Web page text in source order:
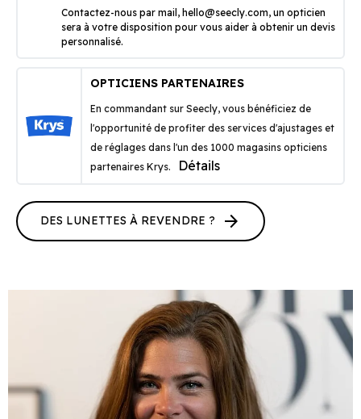
Contactez-nous par mail, hello@seecly.com, un opticien
sera à votre disposition pour vous aider à obtenir un devis
personnalisé.
OPTICIENS PARTENAIRES
En commandant sur Seecly, vous bénéficiez de
l'opportunité de profiter des services d'ajustages et
de réglages dans l'un des 1000 magasins opticiens
partenaires Krys.
Détails
DES LUNETTES À REVENDRE ? arrow_forward